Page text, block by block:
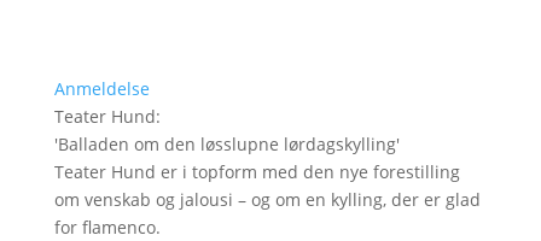
Anmeldelse
Teater Hund:
'Balladen om den løsslupne lørdagskylling'
Teater Hund er i topform med den nye forestilling
om venskab og jalousi – og om en kylling, der er glad
for flamenco.